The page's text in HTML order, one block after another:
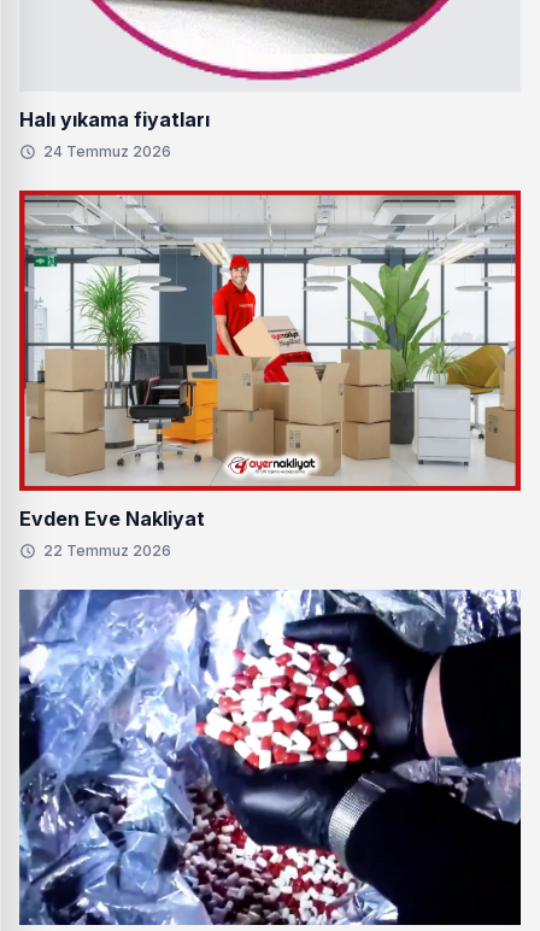
Halı yıkama fiyatları
24 Temmuz 2026
Evden Eve Nakliyat
22 Temmuz 2026